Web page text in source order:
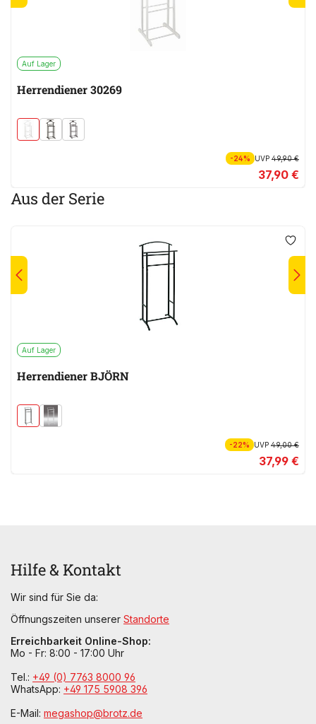
Auf Lager
Herrendiener 30269
-24% UVP49,90 €
37,90 €
Aus der Serie
Auf Lager
Herrendiener BJÖRN
-22% UVP49,00 €
37,99 €
Hilfe & Kontakt
Wir sind für Sie da:
Öffnungszeiten unserer Standorte
Erreichbarkeit Online-Shop:
Mo - Fr: 8:00 - 17:00 Uhr
Tel.: +49 (0) 7763 8000 96
WhatsApp: +49 175 5908 396
E-Mail: megashop@brotz.de